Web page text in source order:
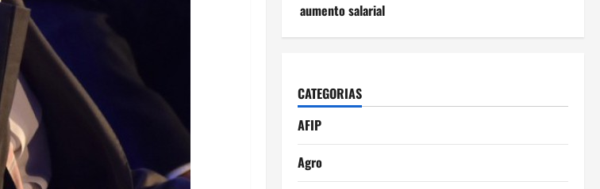
aumento salarial
CATEGORIAS
AFIP
Agro